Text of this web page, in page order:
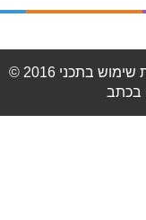
© 2016 כל הזכויות שמורות לבעלי האתר. אין לעשות שימוש בתכני
בכתב